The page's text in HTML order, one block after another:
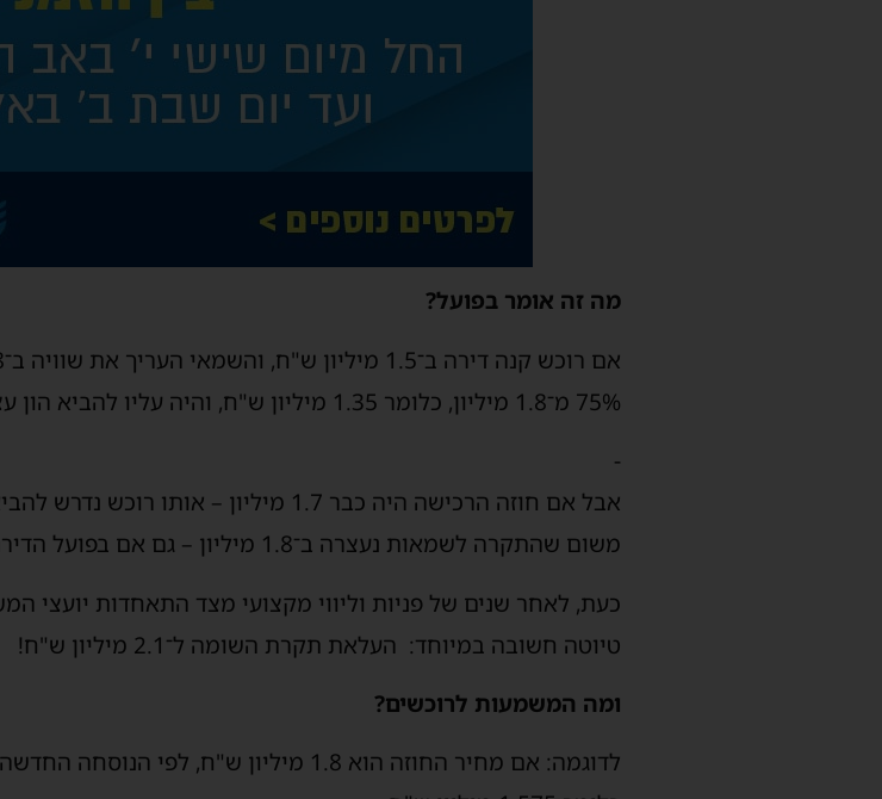
מה זה אומר בפועל?
75% מ־1.8 מיליון, כלומר 1.35 מיליון ש"ח, והיה עליו להביא הון עצמי של כ־150 אלף ש"ח בלבד.
-
משום שהתקרה לשמאות נעצרה ב־1.8 מיליון – גם אם בפועל הדירה שווה יותר.
כעת, לאחר שנים של פניות וליווי מקצועי מצד התאחדות יועצי
טיוטה חשובה במיוחד: העלאת תקרת השומה ל־2.1 מיליון ש"ח!
ומה המשמעות לרוכשים?